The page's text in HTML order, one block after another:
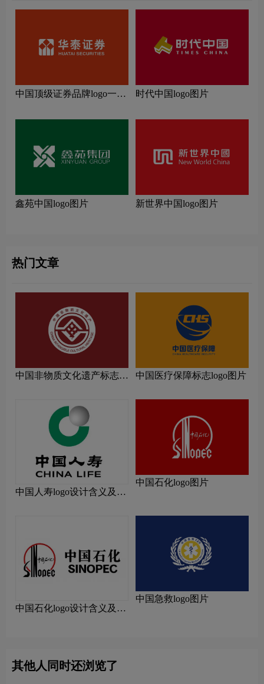
中国顶级证券品牌logo一
时代中国logo图片
鑫苑中国logo图片 新世界中国logo图片
热门文章
中国非物质文化遗产标志
中国医疗保障标志logo图片
中国人寿logo设计含义及设
中国石化logo图片
中国石化logo设计含义及设
中国急救logo图片
其他人同时还浏览了